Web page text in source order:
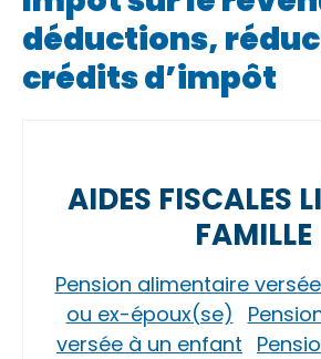
déductions,
crédits d’impôt
AIDES FISCALES
FAMILLE
Pension alimentaire
ou ex-époux(se)
versée à un enfant